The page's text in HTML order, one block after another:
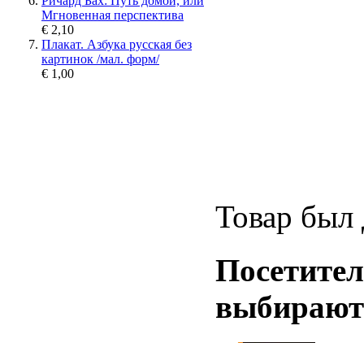
Мгновенная перспектива
€ 2,10
Плакат. Азбука русская без
картинок /мал. форм/
€ 1,00
Товар был